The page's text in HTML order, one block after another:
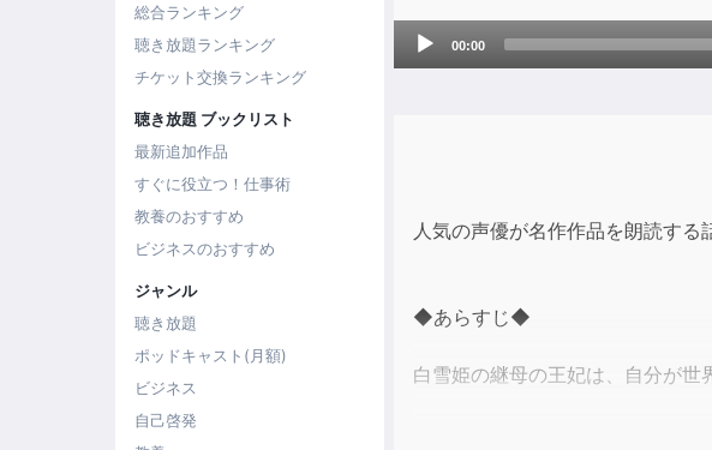
総合ランキング
聴き放題ランキング
チケット交換ランキング
聴き放題 ブックリスト
最新追加作品
すぐに役立つ！仕事術
教養のおすすめ
ビジネスのおすすめ
ジャンル
聴き放題
ポッドキャスト(月額)
ビジネス
自己啓発
Audio
00:00
人気の声優が名作作品を朗読する
◆あらすじ◆
白雪姫の継母の王妃は、自分が世
王妃はいつも鏡を見ると「世界